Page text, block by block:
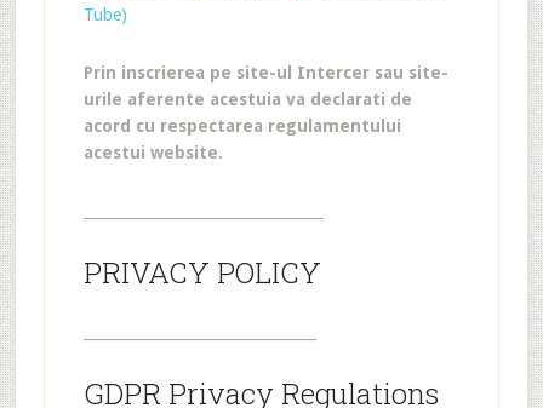
Tube)
Prin inscrierea pe site-ul Intercer sau site-
urile aferente acestuia va declarati de
acord cu respectarea regulamentului
acestui website.
PRIVACY POLICY
GDPR Privacy Regulations